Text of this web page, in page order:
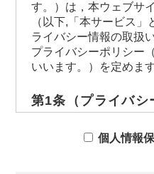
す。）は，本ウェブサ
（以下,「本サービス
ライバシー情報の取扱
プライバシーポリシー
いいます。）を定めます
第1条（プライバシ
人情報保護法にいう
個人情報